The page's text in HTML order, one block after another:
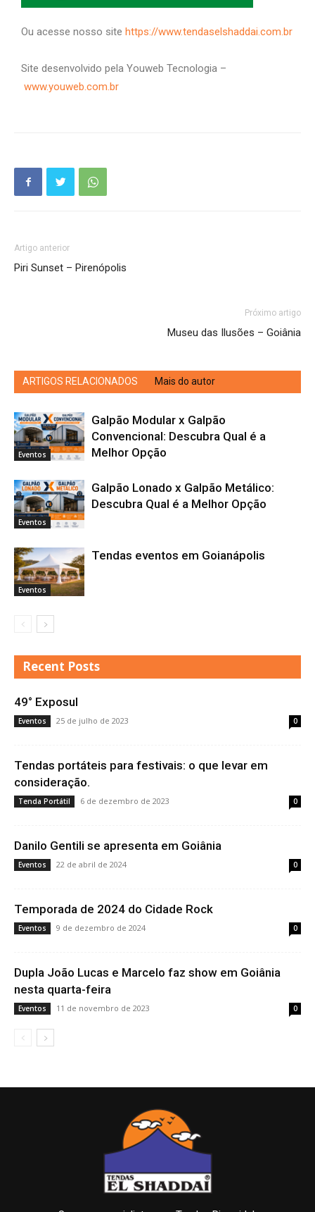
Ou acesse nosso site https://www.tendaselshaddai.com.br
Site desenvolvido pela Youweb Tecnologia –
www.youweb.com.br
Artigo anterior
Piri Sunset – Pirenópolis
Próximo artigo
Museu das Ilusões – Goiânia
ARTIGOS RELACIONADOS Mais do autor
Eventos
Galpão Modular x Galpão
Convencional: Descubra Qual é a
Melhor Opção
Eventos
Galpão Lonado x Galpão Metálico:
Descubra Qual é a Melhor Opção
Eventos
Tendas eventos em Goianápolis
Recent Posts
49° Exposul
Eventos 25 de julho de 2023 0
Tendas portáteis para festivais: o que levar em
consideração.
Tenda Portátil 6 de dezembro de 2023 0
Danilo Gentili se apresenta em Goiânia
Eventos 22 de abril de 2024 0
Temporada de 2024 do Cidade Rock
Eventos 9 de dezembro de 2024 0
Dupla João Lucas e Marcelo faz show em Goiânia
nesta quarta-feira
Eventos 11 de novembro de 2023 0